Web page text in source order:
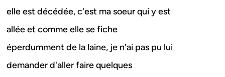
elle est décédée, c'est ma soeur qui y est
allée et comme elle se fiche
éperdumment de la laine, je n'ai pas pu lui
demander d'aller faire quelques